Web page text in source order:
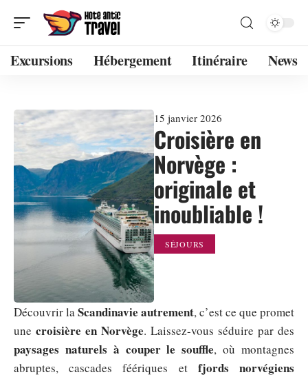
Excursions Hébergement Itinéraire News
15 janvier 2026
Croisière en
Norvège :
originale et
inoubliable !
SÉJOURS
Découvrir laScandinavie autrement, c’est ce que promet
une croisière en Norvège. Laissez-vous séduire par des
paysages naturels à couper le souffle, où montagnes
abruptes, cascades féériques et fjords norvégiens